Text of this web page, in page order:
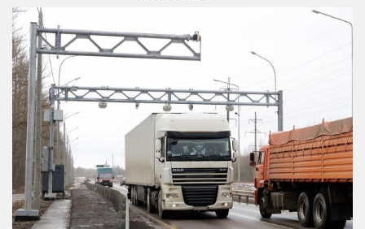
логистика
ЭДО, ИТ в
Дороги,
инфраструктура
Логистика, грузы
Негабаритные и
опасные грузы
Безопасность и